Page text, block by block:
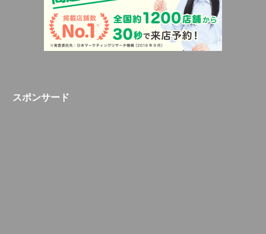
スポンサード